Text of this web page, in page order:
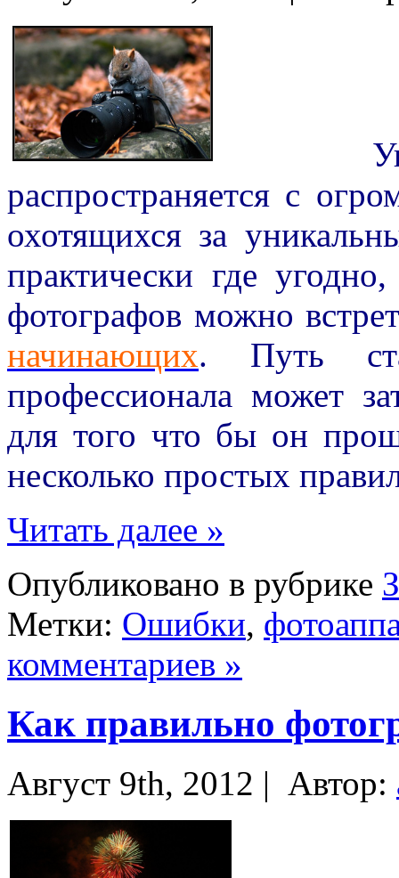
распространяется с
охотящихся за
практически где
фотографов можно
начинающих. Путь
профессионала может
для того что бы он
несколько простых
Читать далее »
Опубликовано в рубрике
Метки: Ошибки,
комментариев »
Как правильно
Август 9th, 2012 | Автор: